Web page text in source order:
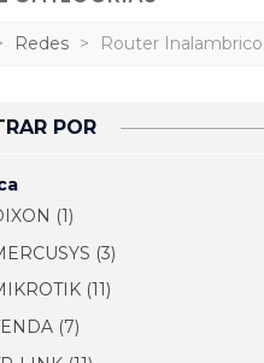
Redes > Router Inalambrico
POR
(1)
(3)
(11)
(7)